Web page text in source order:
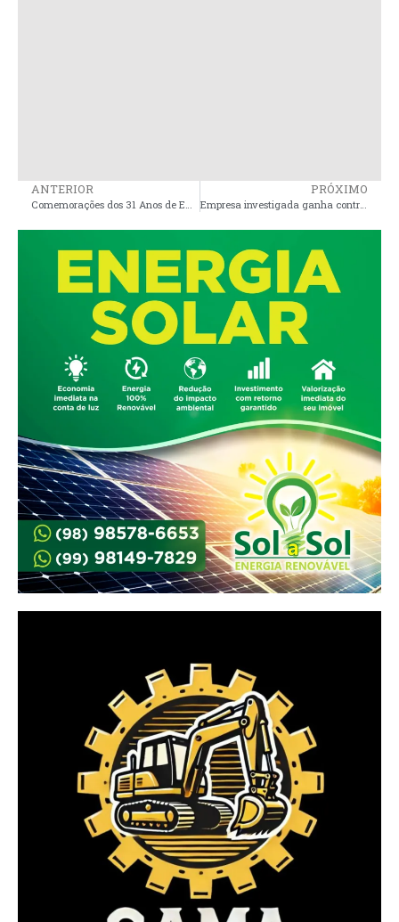
ANTERIOR PRÓXIMO
Empresa investigada ganha contrato de R$ 6,1 milhões na gestão Nilton Everton em Matinha